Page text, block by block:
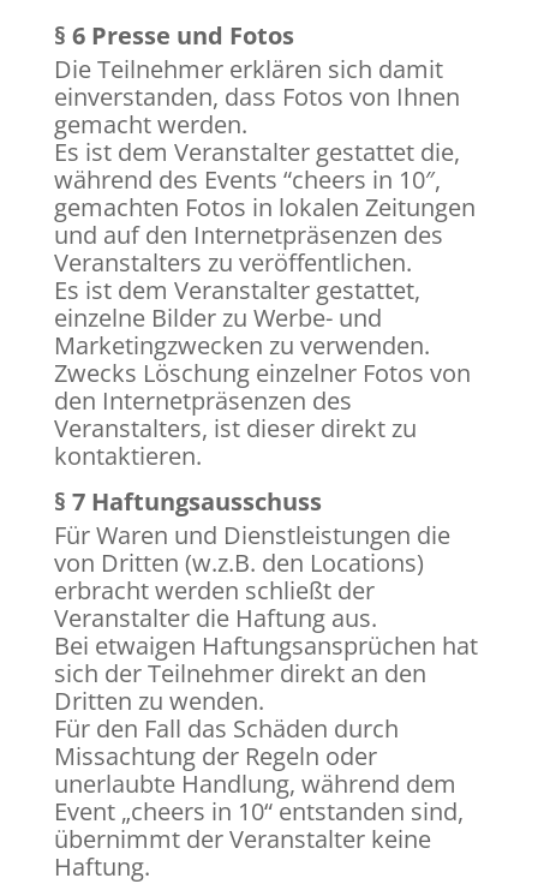
§ 6 Presse und Fotos
Die Teilnehmer erklären sich damit
einverstanden, dass Fotos von Ihnen
gemacht werden.
Es ist dem Veranstalter gestattet die,
während des Events “cheers in 10″,
gemachten Fotos in lokalen Zeitungen
und auf den Internetpräsenzen des
Veranstalters zu veröffentlichen.
Es ist dem Veranstalter gestattet,
einzelne Bilder zu Werbe- und
Marketingzwecken zu verwenden.
Zwecks Löschung einzelner Fotos von
den Internetpräsenzen des
Veranstalters, ist dieser direkt zu
kontaktieren.
§ 7 Haftungsausschuss
Für Waren und Dienstleistungen die
von Dritten (w.z.B. den Locations)
erbracht werden schließt der
Veranstalter die Haftung aus.
Bei etwaigen Haftungsansprüchen hat
sich der Teilnehmer direkt an den
Dritten zu wenden.
Für den Fall das Schäden durch
Missachtung der Regeln oder
unerlaubte Handlung, während dem
Event „cheers in 10“ entstanden sind,
übernimmt der Veranstalter keine
Haftung.